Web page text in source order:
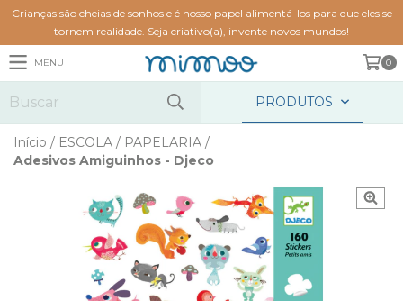
Crianças são cheias de sonhos e é nosso papel alimentá-los para que eles se
tornem realidade. Seja criativo(a), invente novos mundos!
MENU 0
PRODUTOS
Início / ESCOLA / PAPELARIA /
Adesivos Amiguinhos - Djeco